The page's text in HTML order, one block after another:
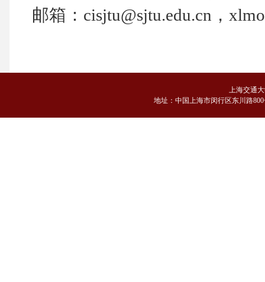
邮箱：cisjtu@sjtu.edu.cn，
上海交通
地址：中国上海市闵行区东川路